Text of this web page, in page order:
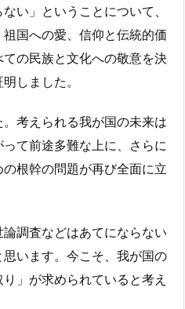
い」ということについて、
国への愛、信仰と伝統的価
の民族と文化への敬意を決
しました。
考えられる我が国の未来は
て前途多難な上に、さらに
根幹の問題が再び全面に立
調査などはあてにならない
います。今こそ、我が国の
」が求められていると考え